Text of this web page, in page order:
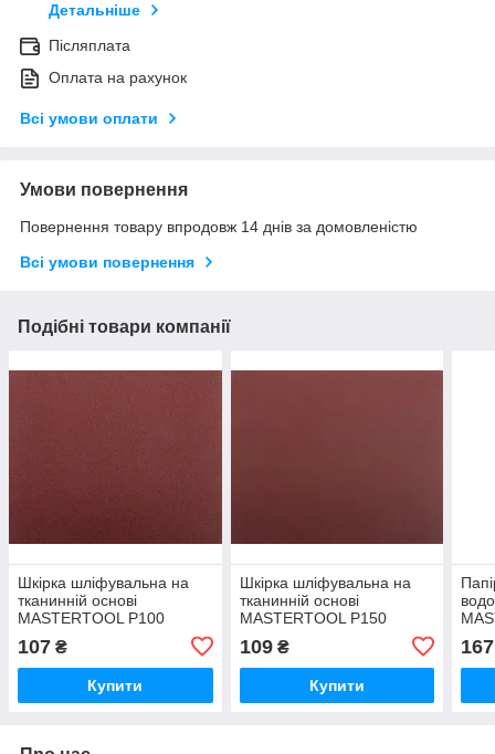
Детальніше
Післяплата
Оплата на рахунок
Всі умови оплати
Умови повернення
Повернення товару впродовж 14 днів за домовленістю
Всі умови повернення
Подібні товари компанії
Шкірка шліфувальна на
тканинній основі
MASTERTOOL Р100
107 ₴
Купити
Шкірка шліфувальна на
тканинній основі
MASTERTOOL Р150
109₴
Купити
167